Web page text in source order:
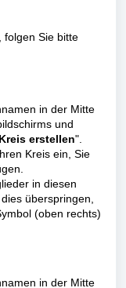
folgen Sie bitte
in der Mitte
und
erstellen".
Kreis ein, Sie
in diesen
überspringen,
(oben rechts)
in der Mitte